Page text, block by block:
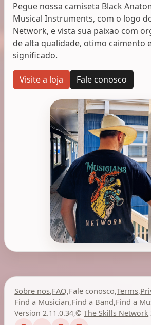
Pegue nossa camiseta Black
Musical Instruments, com o logo
Network, e vista sua paixao com
de alta qualidade, otimo caimento
significado.
Visite a loja Fale conosco
Sobre nos,FAQ,Fale conosco,Terms,
Find a Musician,Find a Band,Find a
Version 2.11.0.34,©The Skills Network